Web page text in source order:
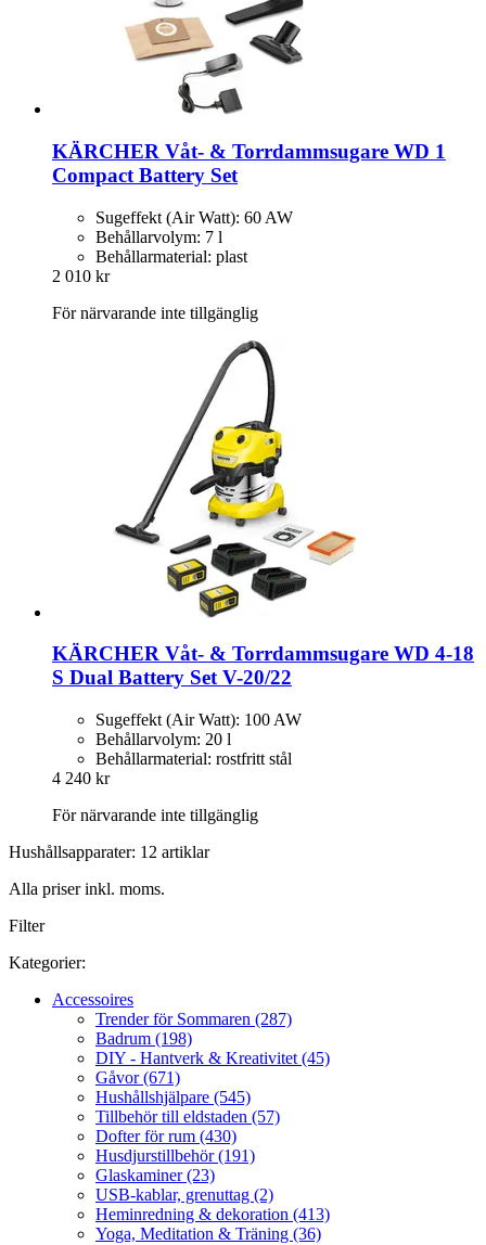
KÄRCHER Våt-​ & Torrdammsugare WD 1
Compact Battery Set
Sugeffekt (Air Watt): 60 AW
Behållarvolym: 7 l
Behållarmaterial: plast
2 010 kr
För närvarande inte tillgänglig
KÄRCHER Våt-​ & Torrdammsugare WD 4-​18
S Dual Battery Set V-​20/22
Sugeffekt (Air Watt): 100 AW
Behållarvolym: 20 l
Behållarmaterial: rostfritt stål
4 240 kr
För närvarande inte tillgänglig
Hushållsapparater: 12 artiklar
Alla priser inkl. moms.
Filter
Kategorier:
Accessoires
Trender för Sommaren (287)
Badrum (198)
DIY - Hantverk & Kreativitet (45)
Gåvor (671)
Hushållshjälpare (545)
Tillbehör till eldstaden (57)
Dofter för rum (430)
Husdjurstillbehör (191)
Glaskaminer (23)
USB-kablar, grenuttag (2)
Heminredning & dekoration (413)
Yoga, Meditation & Träning (36)